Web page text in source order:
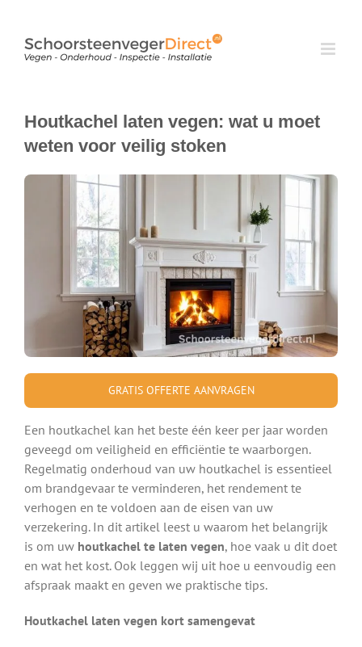
inhoud
Houtkachel laten vegen: wat u moet
weten voor veilig stoken
GRATIS OFFERTE AANVRAGEN
Een houtkachel kan het beste één keer per jaar worden
geveegd om veiligheid en efficiëntie te waarborgen.
Regelmatig onderhoud van uw houtkachel is essentieel
om brandgevaar te verminderen, het rendement te
verhogen en te voldoen aan de eisen van uw
verzekering. In dit artikel leest u waarom het belangrijk
is om uw houtkachel te laten vegen, hoe vaak u dit doet
en wat het kost. Ook leggen wij uit hoe u eenvoudig een
afspraak maakt en geven we praktische tips.
Houtkachel laten vegen kort samengevat